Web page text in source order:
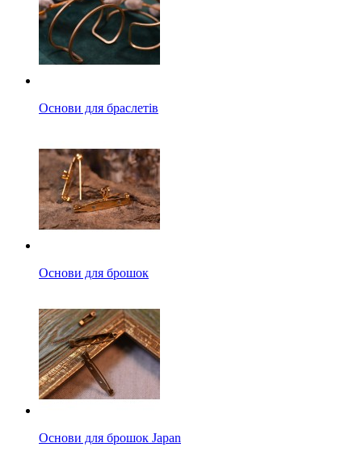
Основи для браслетів
Основи для брошок
Основи для брошок Japan